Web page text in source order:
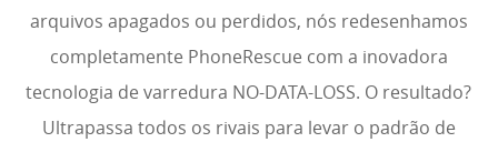
arquivos apagados ou perdidos, nós redesenhamos
completamente PhoneRescue com a inovadora
tecnologia de varredura NO-DATA-LOSS. O resultado?
Ultrapassa todos os rivais para levar o padrão de